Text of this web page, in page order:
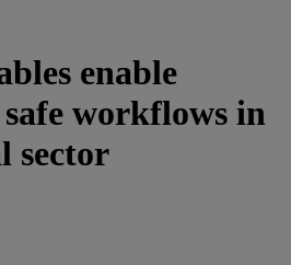
enable
workflows in
sector